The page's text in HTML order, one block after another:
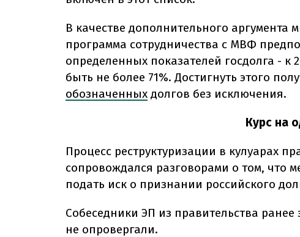
В качестве дополнительного аргумента
программа сотрудничества с МВФ
определенных показателей госдолга -
быть не более 71%. Достигнуть этого
обозначенных долгов без исключения.
Курс на
Процесс реструктуризации в кулуарах
сопровождался разговорами о том, что
подать иск о признании российского
Собеседники ЭП из правительства
не опровергали.